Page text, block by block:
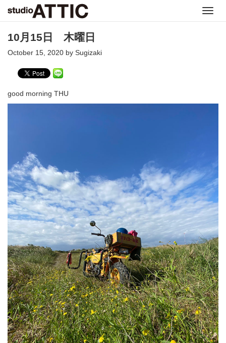
10月15日 木曜日
October 15, 2020 by Sugizaki
good morning THU